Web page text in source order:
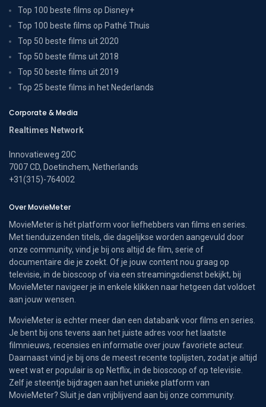
Top 100 beste films op Disney+
Top 100 beste films op Pathé Thuis
Top 50 beste films uit 2020
Top 50 beste films uit 2018
Top 50 beste films uit 2019
Top 25 beste films in het Nederlands
Corporate & Media
Realtimes Network
Innovatieweg 20C
7007 CD, Doetinchem, Netherlands
+31(315)-764002
Over MovieMeter
MovieMeter is hét platform voor liefhebbers van films en series.
Met tienduizenden titels, die dagelijkse worden aangevuld door
onze community, vind je bij ons altijd de film, serie of
documentaire die je zoekt. Of je jouw content nou graag op
televisie, in de bioscoop of via een streamingsdienst bekijkt, bij
MovieMeter navigeer je in enkele klikken naar hetgeen dat voldoet
aan jouw wensen.
MovieMeter is echter meer dan een databank voor films en series.
Je bent bij ons tevens aan het juiste adres voor het laatste
filmnieuws, recensies en informatie over jouw favoriete acteur.
Daarnaast vind je bij ons de meest recente toplijsten, zodat je altijd
weet wat er populair is op Netflix, in de bioscoop of op televisie.
Zelf je steentje bijdragen aan het unieke platform van
MovieMeter? Sluit je dan vrijblijvend aan bij onze community.